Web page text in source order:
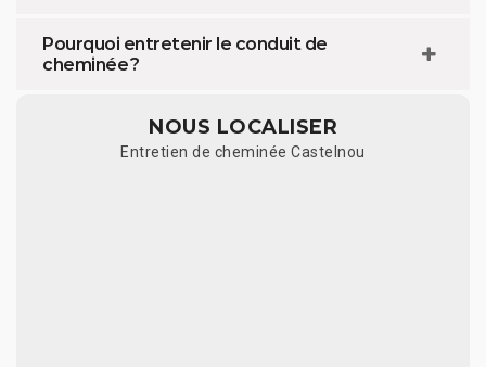
Pourquoi entretenir le conduit de
cheminée ?
NOUS LOCALISER
Entretien de cheminée Castelnou